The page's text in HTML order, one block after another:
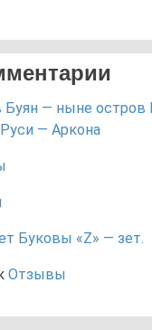
Буян — ныне остров
— Аркона
Буковы «Z» — зет.
Отзывы